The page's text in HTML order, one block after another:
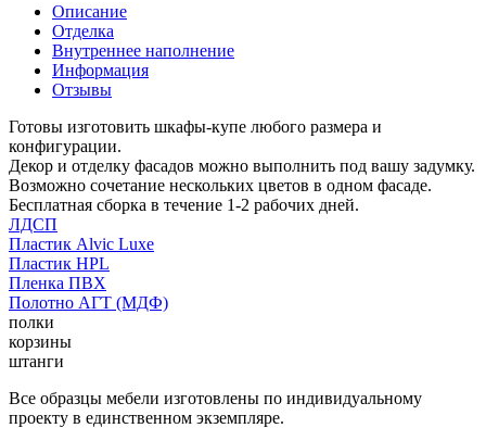
Описание
Отделка
Внутреннее наполнение
Информация
Отзывы
Готовы изготовить шкафы-купе любого размера и
конфигурации.
Декор и отделку фасадов можно выполнить под вашу задумку.
Возможно сочетание нескольких цветов в одном фасаде.
Бесплатная сборка в течение 1-2 рабочих дней.
ЛДСП
Пластик Alvic Luxe
Пластик HPL
Пленка ПВХ
Полотно АГТ (МДФ)
полки
корзины
штанги
Все образцы мебели изготовлены по индивидуальному
проекту в единственном экземпляре.